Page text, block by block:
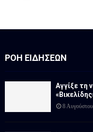
ΡΟΉ ΕΙΔΉΣΕΩΝ
Αγγίξε τη
8